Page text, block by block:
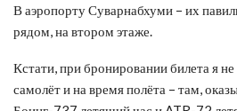
В аэропорту Суварнабхуми – их
рядом, на втором этаже.
Кстати, при бронировании билета я
самолёт и на время полёта – там,